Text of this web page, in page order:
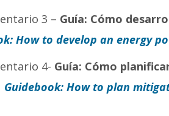
3 – Guía: Cómo
How to develop an energy
4- Guía: Cómo
Guidebook: How to plan